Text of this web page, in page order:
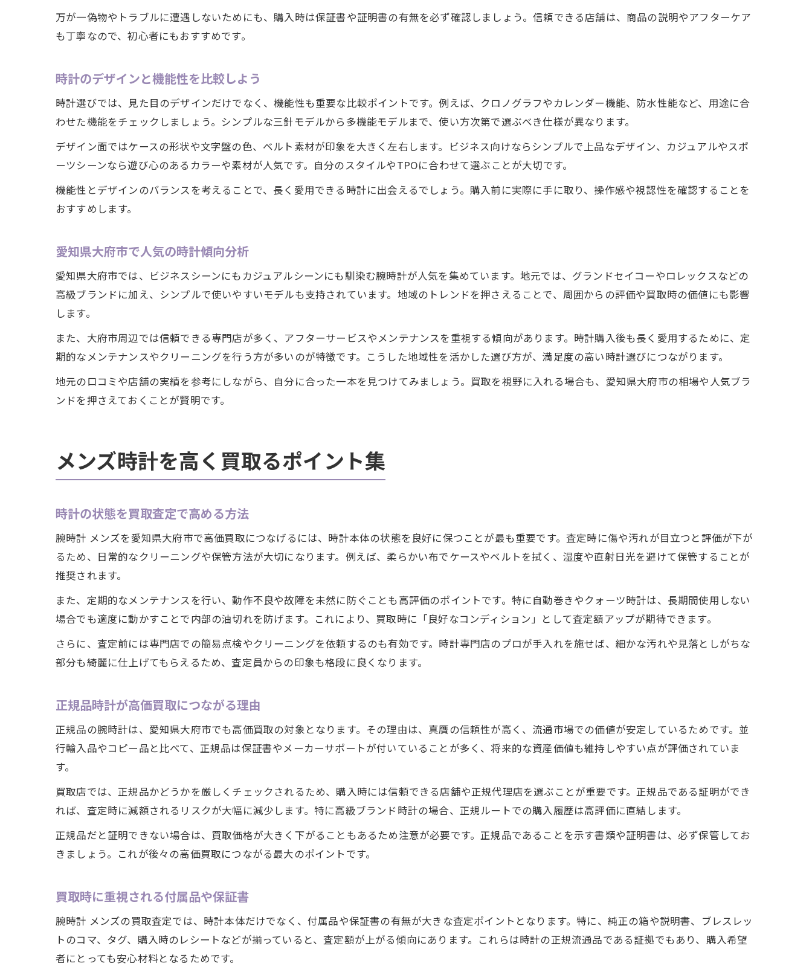
時計査定前にチェックすべきポイント
万が一偽物やトラブルに遭遇しないためにも、購入時は保証書や証明書の有無を必ず確認しましょう。信頼できる店舗は、商品の説明やアフターケア
も丁寧なので、初心者にもおすすめです。
時計のデザインと機能性を比較しよう
時計選びでは、見た目のデザインだけでなく、機能性も重要な比較ポイントです。例えば、クロノグラフやカレンダー機能、防水性能など、用途に合
わせた機能をチェックしましょう。シンプルな三針モデルから多機能モデルまで、使い方次第で選ぶべき仕様が異なります。
デザイン面ではケースの形状や文字盤の色、ベルト素材が印象を大きく左右します。ビジネス向けならシンプルで上品なデザイン、カジュアルやスポ
ーツシーンなら遊び心のあるカラーや素材が人気です。自分のスタイルやTPOに合わせて選ぶことが大切です。
機能性とデザインのバランスを考えることで、長く愛用できる時計に出会えるでしょう。購入前に実際に手に取り、操作感や視認性を確認することを
おすすめします。
愛知県大府市で人気の時計傾向分析
愛知県大府市では、ビジネスシーンにもカジュアルシーンにも馴染む腕時計が人気を集めています。地元では、グランドセイコーやロレックスなどの
高級ブランドに加え、シンプルで使いやすいモデルも支持されています。地域のトレンドを押さえることで、周囲からの評価や買取時の価値にも影響
します。
また、大府市周辺では信頼できる専門店が多く、アフターサービスやメンテナンスを重視する傾向があります。時計購入後も長く愛用するために、定
期的なメンテナンスやクリーニングを行う方が多いのが特徴です。こうした地域性を活かした選び方が、満足度の高い時計選びにつながります。
地元の口コミや店舗の実績を参考にしながら、自分に合った一本を見つけてみましょう。買取を視野に入れる場合も、愛知県大府市の相場や人気ブラ
ンドを押さえておくことが賢明です。
メンズ時計を高く買取るポイント集
時計の状態を買取査定で高める方法
腕時計 メンズを愛知県大府市で高価買取につなげるには、時計本体の状態を良好に保つことが最も重要です。査定時に傷や汚れが目立つと評価が下が
るため、日常的なクリーニングや保管方法が大切になります。例えば、柔らかい布でケースやベルトを拭く、湿度や直射日光を避けて保管することが
推奨されます。
また、定期的なメンテナンスを行い、動作不良や故障を未然に防ぐことも高評価のポイントです。特に自動巻きやクォーツ時計は、長期間使用しない
場合でも適度に動かすことで内部の油切れを防げます。これにより、買取時に「良好なコンディション」として査定額アップが期待できます。
さらに、査定前には専門店での簡易点検やクリーニングを依頼するのも有効です。時計専門店のプロが手入れを施せば、細かな汚れや見落としがちな
部分も綺麗に仕上げてもらえるため、査定員からの印象も格段に良くなります。
正規品時計が高価買取につながる理由
正規品の腕時計は、愛知県大府市でも高価買取の対象となります。その理由は、真贋の信頼性が高く、流通市場での価値が安定しているためです。並
行輸入品やコピー品と比べて、正規品は保証書やメーカーサポートが付いていることが多く、将来的な資産価値も維持しやすい点が評価されていま
す。
買取店では、正規品かどうかを厳しくチェックされるため、購入時には信頼できる店舗や正規代理店を選ぶことが重要です。正規品である証明ができ
れば、査定時に減額されるリスクが大幅に減少します。特に高級ブランド時計の場合、正規ルートでの購入履歴は高評価に直結します。
正規品だと証明できない場合は、買取価格が大きく下がることもあるため注意が必要です。正規品であることを示す書類や証明書は、必ず保管してお
きましょう。これが後々の高価買取につながる最大のポイントです。
買取時に重視される付属品や保証書
腕時計 メンズの買取査定では、時計本体だけでなく、付属品や保証書の有無が大きな査定ポイントとなります。特に、純正の箱や説明書、ブレスレッ
トのコマ、タグ、購入時のレシートなどが揃っていると、査定額が上がる傾向にあります。これらは時計の正規流通品である証拠でもあり、購入希望
者にとっても安心材料となるためです。